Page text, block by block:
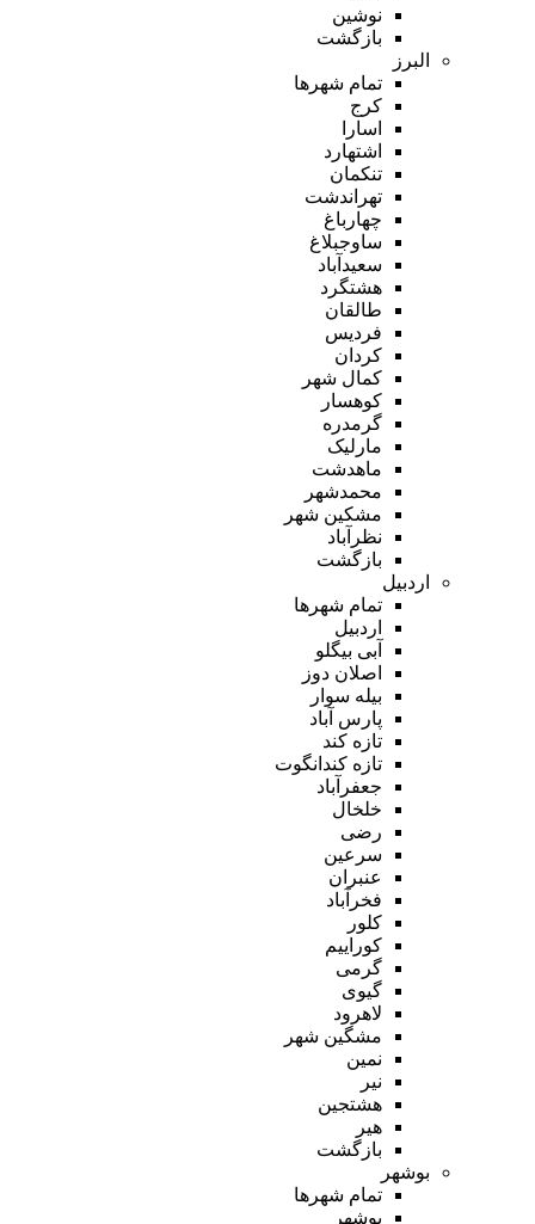
نوشین
بازگشت
البرز
تمام شهر‌ها
کرج
اسارا
اشتهارد
تنکمان
تهراندشت
چهارباغ
ساوجبلاغ
سعیدآباد
هشتگرد
طالقان
فردیس
کردان
کمال شهر
کوهسار
گرمدره
مارلیک
ماهدشت
محمدشهر
مشکین شهر
نظرآباد
بازگشت
اردبیل
تمام شهر‌ها
اردبیل
آبی بیگلو
اصلان دوز
بیله سوار
پارس آباد
تازه کند
تازه کندانگوت
جعفرآباد
خلخال
رضی
سرعین
عنبران
فخرآباد
کلور
کوراییم
گرمی
گیوی
لاهرود
مشگین شهر
نمین
نیر
هشتجین
هیر
بازگشت
بوشهر
تمام شهر‌ها
بوشهر